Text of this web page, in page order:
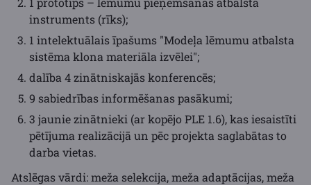
instruments (rīks);
1 intelektuālais īpašums "Modeļa lēmumu atbalsta
sistēma klona materiāla izvēlei";
dalība 4 zinātniskajās konferencēs;
9 sabiedrības informēšanas pasākumi;
3 jaunie zinātnieki (ar kopējo PLE 1.6), kas iesaistīti
pētījuma realizācijā un pēc projekta saglabātas to
darba vietas.
Atslēgas vārdi: meža selekcija, meža adaptācijas, meža